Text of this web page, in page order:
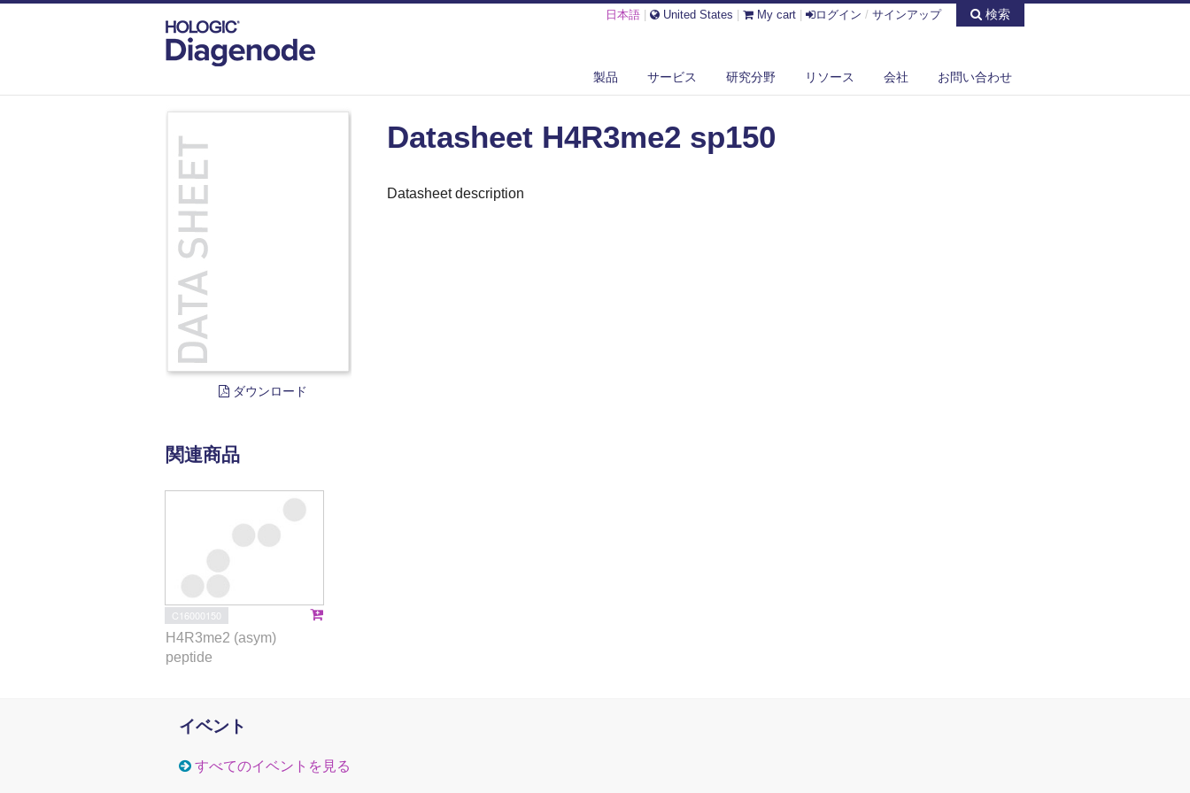
日本語 United States My cart ログイン / サインアップ 検索
製品 サービス 研究分野 リソース 会社 お問い合わせ
ダウンロード
Datasheet H4R3me2 sp150
Datasheet description
関連商品
C16000150
H4R3me2 (asym)
peptide
イベント
すべてのイベントを見る